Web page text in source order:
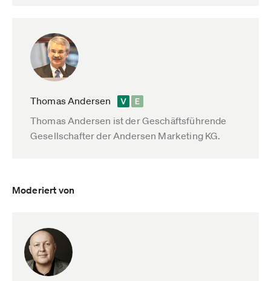
Thomas Andersen
Thomas Andersen ist der Geschäftsführende
Gesellschafter der Andersen Marketing KG.
Moderiert von